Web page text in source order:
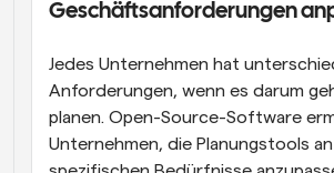
Geschäftsanforderungen
Jedes Unternehmen hat
Anforderungen, wenn es darum
planen. Open-Source-Software
Unternehmen, die Planungstools